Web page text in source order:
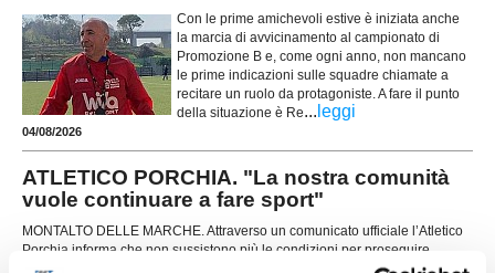
Con le prime amichevoli estive è iniziata anche
la marcia di avvicinamento al campionato di
Promozione B e, come ogni anno, non mancano
le prime indicazioni sulle squadre chiamate a
recitare un ruolo da protagoniste. A fare il punto
della situazione è Re... leggi
04/08/2026
ATLETICO PORCHIA. "La nostra comunità
vuole continuare a fare sport"
MONTALTO DELLE MARCHE. Attraverso un comunicato ufficiale l’Atletico
Porchia informa che non sussistono più le condizioni per proseguire
l’attività presso l’impianto comunale. Forte la preoccupazione nell’intera